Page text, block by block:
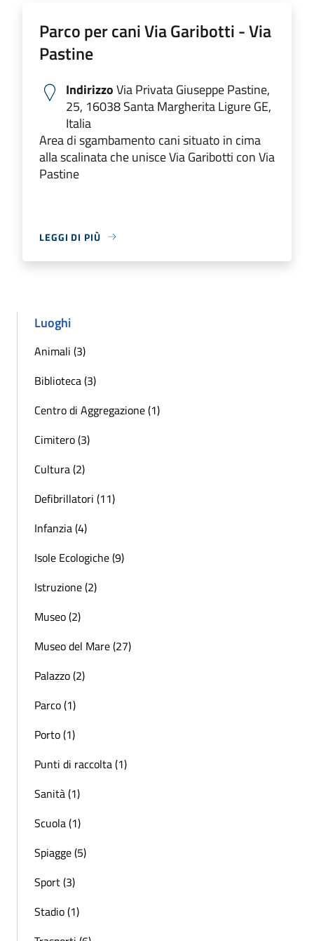
Parco per cani Via Garibotti - Via
Pastine
IndirizzoVia Privata Giuseppe Pastine,
25, 16038 Santa Margherita Ligure GE,
Italia
Area di sgambamento cani situato in cima
alla scalinata che unisce Via Garibotti con Via
Pastine
LEGGI DI PIÙ
Luoghi
Animali (3)
Biblioteca (3)
Centro di Aggregazione (1)
Cimitero (3)
Cultura (2)
Defibrillatori (11)
Infanzia (4)
Isole Ecologiche (9)
Istruzione (2)
Museo (2)
Museo del Mare (27)
Palazzo (2)
Parco (1)
Porto (1)
Punti di raccolta (1)
Sanità (1)
Scuola (1)
Spiagge (5)
Sport (3)
Stadio (1)